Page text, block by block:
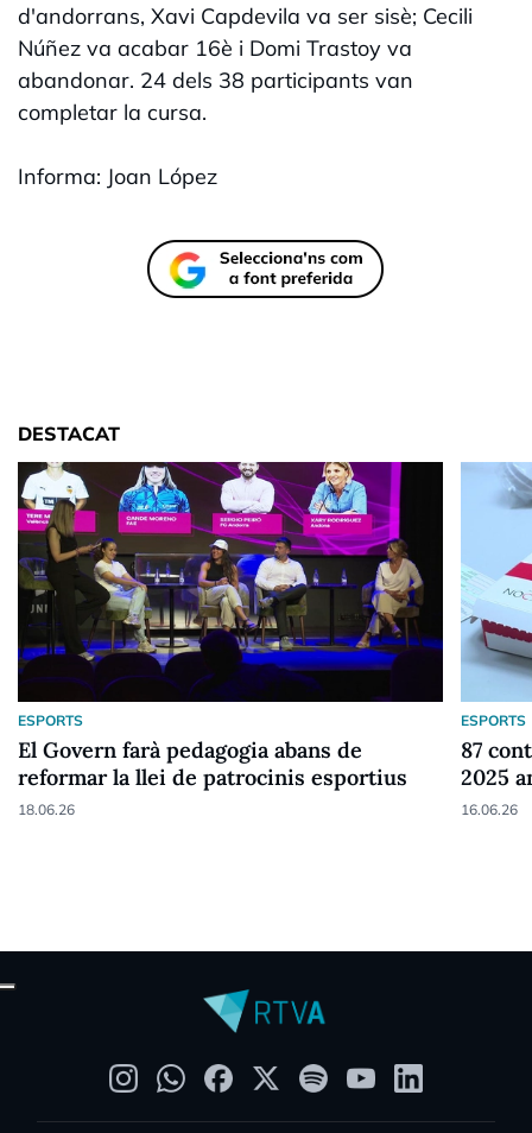
d'andorrans, Xavi Capdevila va ser sisè; Cecili
Núñez va acabar 16è i Domi Trastoy va
abandonar. 24 dels 38 participants van
completar la cursa.
Informa: Joan López
DESTACAT
ESPORTS
El Govern farà pedagogia abans de
reformar la llei de patrocinis esportius
18.06.26
ESPORTS
87
2025
16.06.26